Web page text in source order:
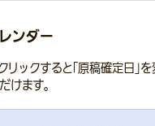
ンダー
リックすると「原稿確定日」
けます。